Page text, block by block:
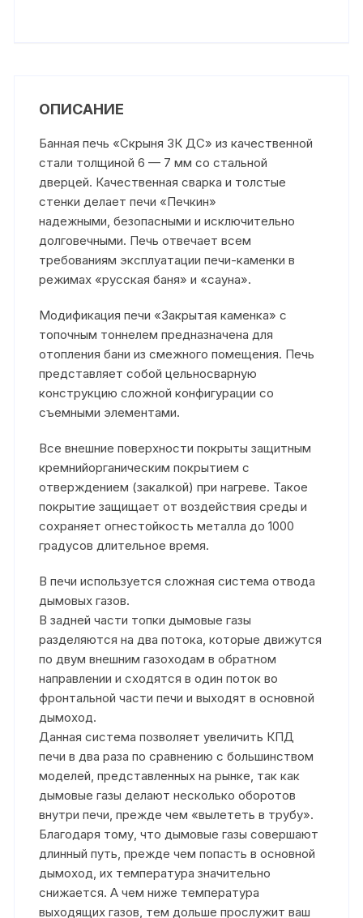
ОПИСАНИЕ
Банная печь «Скрыня ЗК ДС» из качественной
стали толщиной 6 — 7 мм со стальной
дверцей. Качественная сварка и толстые
стенки делает печи «Печкин»
надежными, безопасными и исключительно
долговечными. Печь отвечает всем
требованиям эксплуатации печи-каменки в
режимах «русская баня» и «сауна».
Модификация печи «Закрытая каменка» с
топочным тоннелем предназначена для
отопления бани из смежного помещения. Печь
представляет собой цельносварную
конструкцию сложной конфигурации со
съемными элементами.
Все внешние поверхности покрыты защитным
кремнийорганическим покрытием с
отверждением (закалкой) при нагреве. Такое
покрытие защищает от воздействия среды и
сохраняет огнестойкость металла до 1000
градусов длительное время.
В печи используется сложная система отвода
дымовых газов.
В задней части топки дымовые газы
разделяются на два потока, которые движутся
по двум внешним газоходам в обратном
направлении и сходятся в один поток во
фронтальной части печи и выходят в основной
дымоход.
Данная система позволяет увеличить КПД
печи в два раза по сравнению с большинством
моделей, представленных на рынке, так как
дымовые газы делают несколько оборотов
внутри печи, прежде чем «вылететь в трубу».
Благодаря тому, что дымовые газы совершают
длинный путь, прежде чем попасть в основной
дымоход, их температура значительно
снижается. А чем ниже температура
выходящих газов, тем дольше прослужит ваш